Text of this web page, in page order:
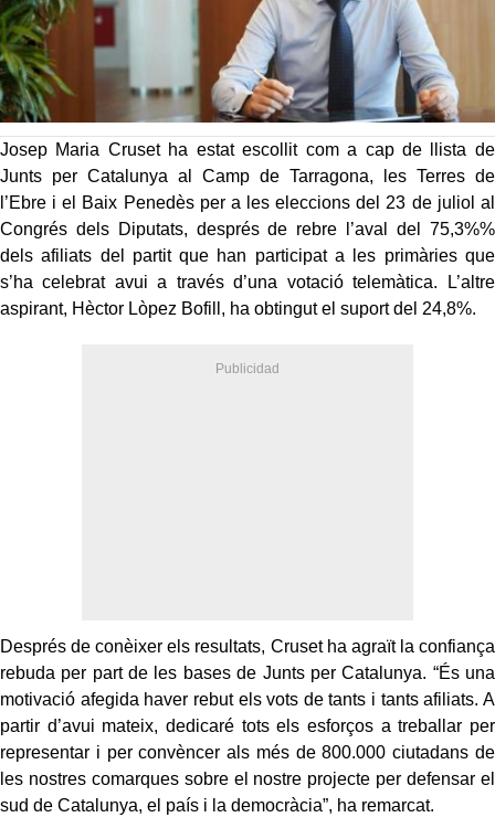
Josep Maria Cruset ha estat escollit com a cap de llista de
Junts per Catalunya al Camp de Tarragona, les Terres de
l’Ebre i el Baix Penedès per a les eleccions del 23 de juliol al
Congrés dels Diputats, després de rebre l’aval del 75,3%%
dels afiliats del partitque han participata les primàries que
s’ha celebrat avui a través d’una votació telemàtica. L’altre
aspirant, Hèctor Lòpez Bofill, ha obtingut el suport del 24,8%.
Després de conèixer els resultats, Cruset ha agraït la confiança
rebuda per part de les bases de Junts per Catalunya. “És una
motivació afegida haver rebut els vots de tants i tants afiliats. A
partir d’avui mateix, dedicaré tots els esforços a treballar per
representar i per convèncer als més de 800.000 ciutadans de
les nostres comarques sobre el nostre projecte per defensar el
sud de Catalunya, el país i la democràcia”, ha remarcat.